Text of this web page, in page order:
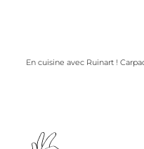
En cuisine avec Ruinart !